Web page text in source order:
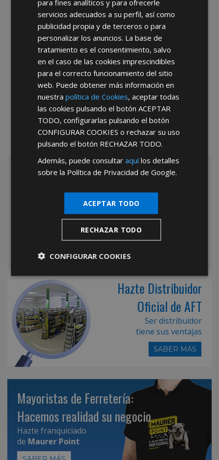
He leído y acepto laPolítica de Privacidad
*Abstenerse particulares, sólo venta a tiendas y empresas minoristas y
mayoristas.
Hazte Distribuidor
Oficial de AFT
Ser distribuidor
tiene sus ventajas
SABER MÁS
Mayoristas de Ferretería:
Hacemos realidad su negocio
Hazte franquiciado
de Maurer Point
para fines analíticos y para ofrecerle
servicios adecuados a su perfil, así como
publicidad propia y de terceros o para
personalizar los anuncios. La base de
tratamiento es el consentimiento, salvo
en el caso de las cookies imprescindibles
para el correcto funcionamiento del sitio
web. Puede obtener más información en
nuestrapolítica de Cookies, aceptar todas
las cookies pulsando el botónACEPTAR
TODO, configurarlas pulsando el botón
CONFIGURAR COOKIES o rechazar su uso
pulsando el botón RECHAZAR TODO.
Además, puede consultaraquílos detalles
sobre la Política de Privacidad de Google.
ACEPTAR TODO
RECHAZAR TODO
CONFIGURAR COOKIES